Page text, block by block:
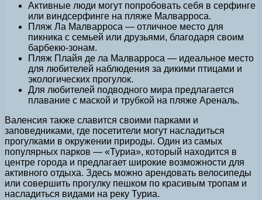
Активные люди могут попробовать себя в серфинге
или виндсерфинге на пляже Малварроcа.
Пляж Ла Малварроcа — отличное место для
пикника с семьей или друзьями, благодаря своим
барбекю-зонам.
Пляж Плайя де ла Малварроcа — идеальное место
для любителей наблюдения за дикими птицами и
экологических прогулок.
Для любителей подводного мира предлагается
плавание с маской и трубкой на пляже Ареналь.
Валенсия также славится своими парками и
заповедниками, где посетители могут насладиться
прогулками в окружении природы. Один из самых
популярных парков — «Туриа», который находится в
центре города и предлагает широкие возможности для
активного отдыха. Здесь можно арендовать велосипеды
или совершить прогулку пешком по красивым тропам и
насладиться видами на реку Туриа.